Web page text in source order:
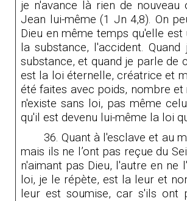
je n'avance là rien de
Jean lui-même (1 Jn 4,8). On
Dieu en même temps qu'elle
la substance, l'accident.
substance, et quand je parle de
est la loi éternelle, créatrice et
été faites avec poids, nombre
n'existe sans loi, pas même
qu'il est devenu lui-même la loi
36. Quant à l'esclave et au
mais ils ne l’ont pas reçue du
n'aimant pas Dieu, l'autre en ne
loi, je le répète, est la leur et
leur est soumise, car s'ils